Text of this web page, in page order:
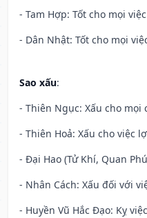
- Tam Hợp: Tốt cho mọi
- Dân Nhật: Tốt cho mọi
Sao xấu:
- Thiên Ngục: Xấu cho mọi
- Thiên Hoả: Xấu cho việc
- Đại Hao (Tử Khí, Quan
- Nhân Cách: Xấu đối với
- Huyền Vũ Hắc Đạo: Kỵ